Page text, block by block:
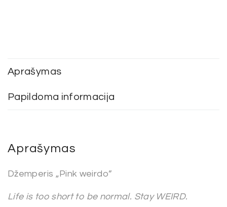
Aprašymas
Papildoma informacija
Aprašymas
Džemperis „Pink weirdo”
Life is too short to be normal. Stay WEIRD.